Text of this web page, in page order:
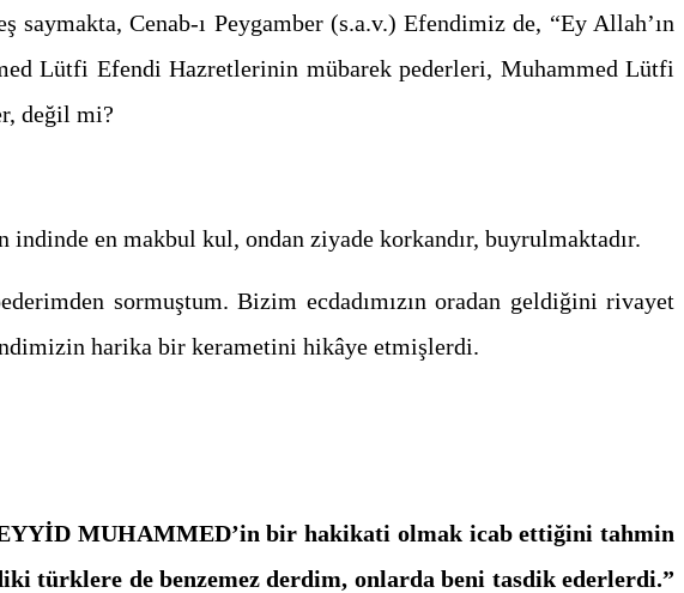
saymakta, Cenab-ı Peygamber (s.a.v.) Efendimiz de, “Ey Allah’ın
Lütfi Efendi Hazretlerinin mübarek pederleri, Muhammed Lütfi
değil mi?
en makbul kul, ondan ziyade korkandır, buyrulmaktadır.
sormuştum. Bizim ecdadımızın oradan geldiğini rivayet
harika bir kerametini hikâye etmişlerdi.
MUHAMMED’in bir hakikati olmak icab ettiğini tahmin
türklere de benzemez derdim, onlarda beni tasdik ederlerdi.”